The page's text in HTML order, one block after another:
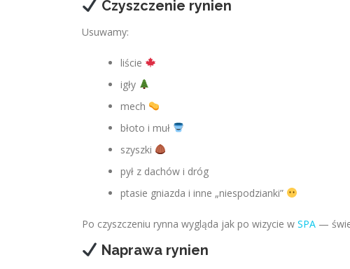
Czyszczenie rynien
Usuwamy:
liście
igły
mech
błoto i muł
szyszki
pył z dachów i dróg
ptasie gniazda i inne „niespodzianki”
Po czyszczeniu rynna wygląda jak po wizycie w SPA —
Naprawa rynien